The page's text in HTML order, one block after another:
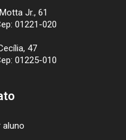
Jr., 61
01221-020
47
01225-010
aluno